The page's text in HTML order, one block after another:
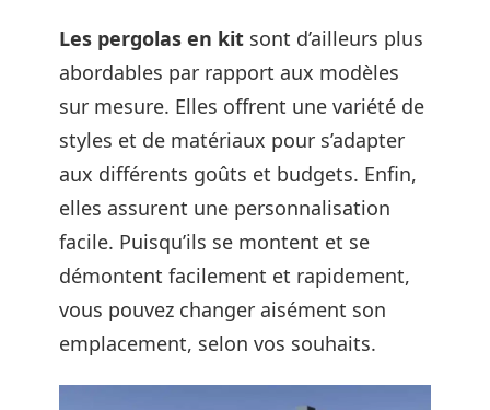
Les pergolas en kit sont d’ailleurs plus
abordables par rapport aux modèles
sur mesure. Elles offrent une variété de
styles et de matériaux pour s’adapter
aux différents goûts et budgets. Enfin,
elles assurent une personnalisation
facile. Puisqu’ils se montent et se
démontent facilement et rapidement,
vous pouvez changer aisément son
emplacement, selon vos souhaits.